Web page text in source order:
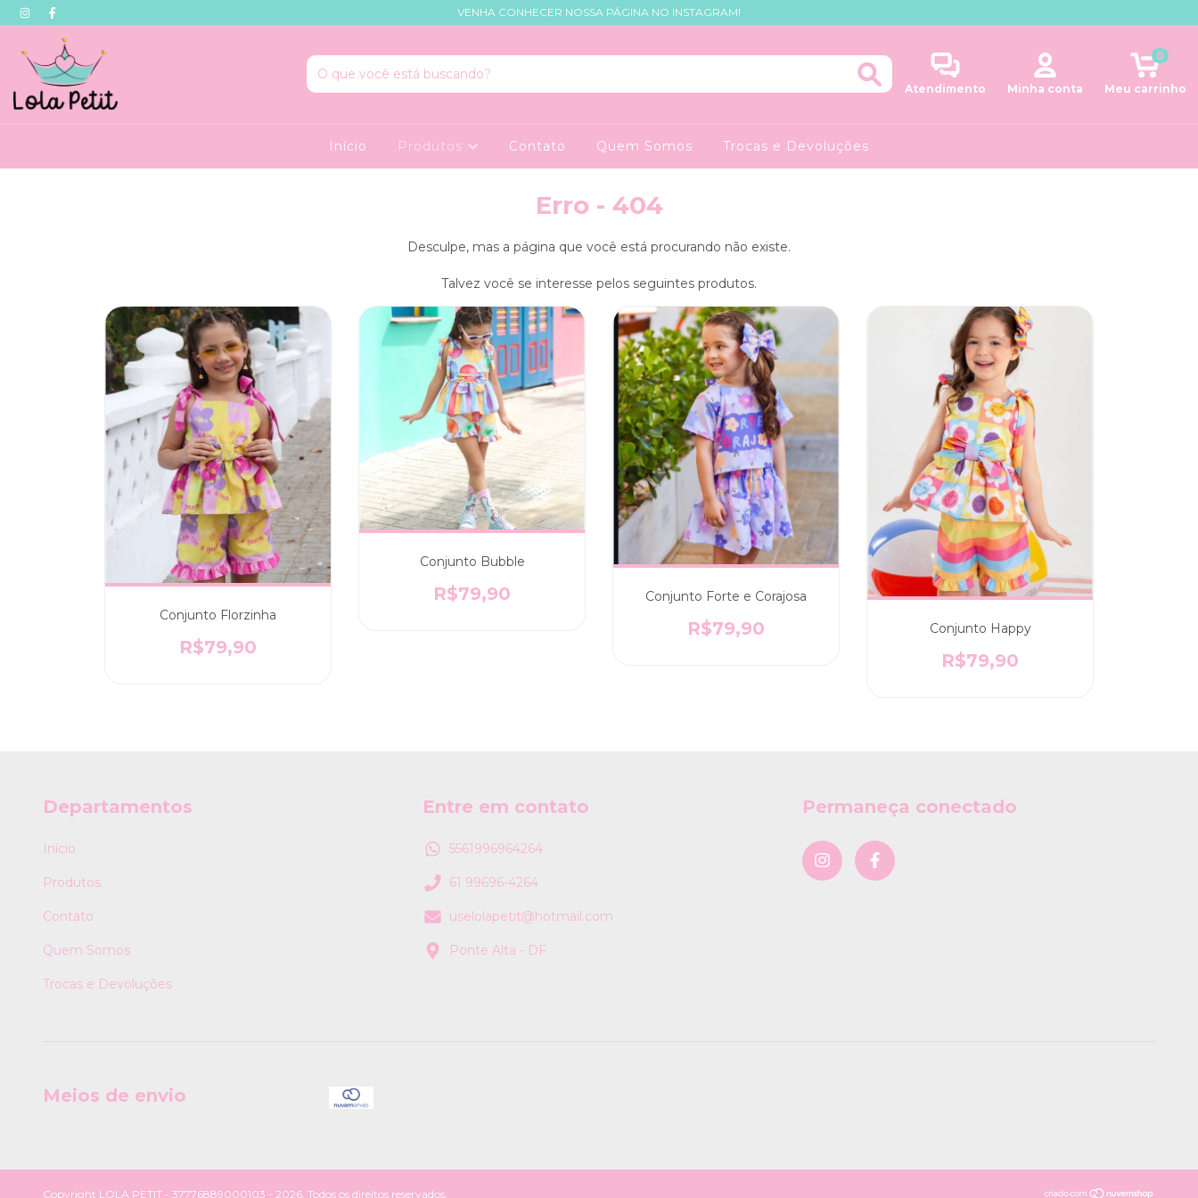
VENHA CONHECER NOSSA PÁGINA NO INSTAGRAM!
Atendimento Minha conta Meu carrinho
0
Início Produtos Contato Quem Somos Trocas e Devoluções
Erro - 404
Desculpe, mas a página que você está procurando não existe.
Talvez você se interesse pelos seguintes produtos.
Conjunto Florzinha
R$79,90
Conjunto Bubble
R$79,90 Conjunto Forte e Corajosa
R$79,90 Conjunto Happy
R$79,90
Departamentos
Início
Produtos
Contato
Quem Somos
Trocas e Devoluções
Entre em contato
5561996964264
61 99696-4264
uselolapetit@hotmail.com
Ponte Alta - DF
Permaneça conectado
Meios de envio
Copyright LOLA PETIT - 37776889000103 - 2026. Todos os direitos reservados.